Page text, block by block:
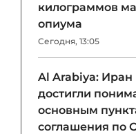
килограммов
опиума
Сегодня, 13:05
Al Arabiya:
достигли
основным
соглашения по